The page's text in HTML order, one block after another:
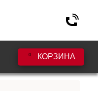
КОРЗИНА
0